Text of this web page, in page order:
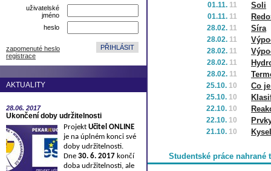
uživatelské
jméno
heslo
zapomenuté heslo
registrace
AKTUALITY
28.06. 2017
Ukončení doby udržitelnosti
Projekt Učitel ONLINE
je na úplném konci své
doby udržitelnosti.
Dne 30. 6. 2017 končí
doba udržitelnosti, ale
01.11. 11 Soli
01.11. 11
28.02. 11 Síra
28.02. 11
28.02. 11
28.02. 11
28.02. 11
25.10. 10 Co
25.10. 10
22.10. 10
22.10. 10
21.10. 10
Studentské práce nahrané